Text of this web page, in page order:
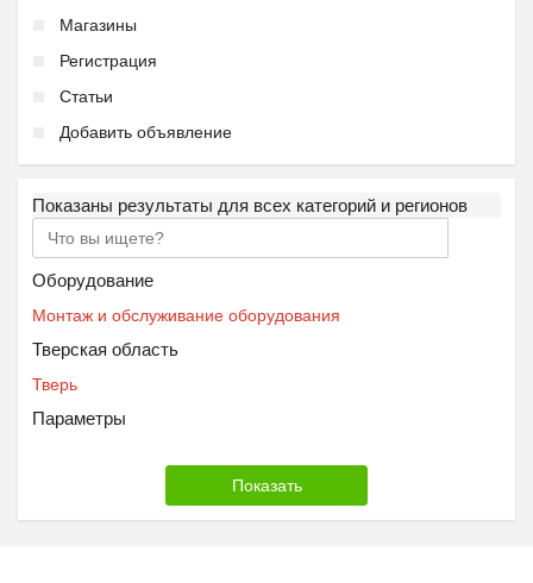
Магазины
Регистрация
Статьи
Добавить объявление
Показаны результаты для всех категорий и регионов
Оборудование
Монтаж и обслуживание оборудования
Тверская область
Тверь
Параметры